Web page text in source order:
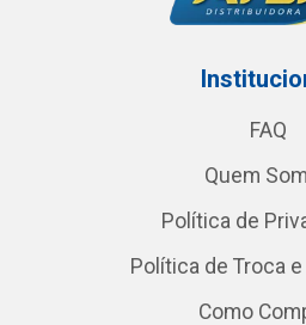
FAQ
Quem
Política de
Política de Troca
Como